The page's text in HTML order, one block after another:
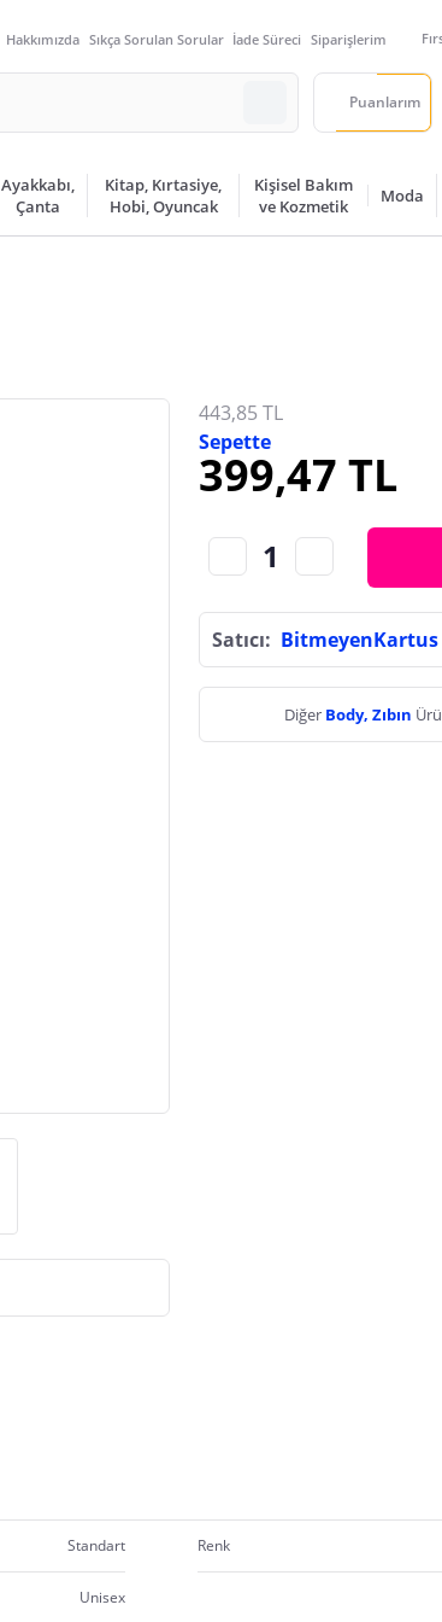
Hakkımızda Sıkça Sorulan Sorular İade Süreci Siparişlerim
Puanlarım
Ayakkabı,
Çanta
Kitap, Kırtasiye,
Hobi, Oyuncak
Kişisel Bakım
ve Kozmetik
Moda
443,85 TL
Sepette
399,47 TL
Satıcı: BitmeyenKartus
Diğer Body, Zıbın
Standart Renk
Unisex